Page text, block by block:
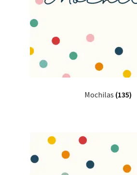
Mochilas (135)